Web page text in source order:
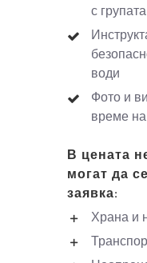
с
води
Фото и
време
В цената
могат да
заявка:
Храна и